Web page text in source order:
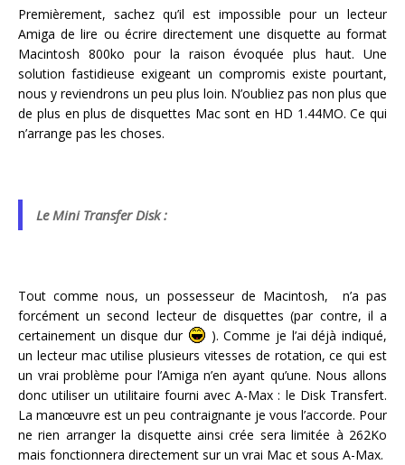
Premièrement, sachez qu’il est impossible pour un lecteur
Amiga de lire ou écrire directement une disquette au format
Macintosh 800ko pour la raison évoquée plus haut. Une
solution fastidieuse exigeant un compromis existe pourtant,
nous y reviendrons un peu plus loin. N’oubliez pas non plus que
de plus en plus de disquettes Mac sont en HD 1.44MO. Ce qui
n’arrange pas les choses.
Le Mini Transfer Disk :
Tout comme nous, un possesseur de Macintosh, n’a pas
forcément un second lecteur de disquettes (par contre, il a
certainement un disque dur
). Comme je l’ai déjà indiqué,
un lecteur mac utilise plusieurs vitesses de rotation, ce qui est
un vrai problème pour l’Amiga n’en ayant qu’une. Nous allons
donc utiliser un utilitaire fourni avec A-Max : le Disk Transfert.
La manœuvre est un peu contraignante je vous l’accorde. Pour
ne rien arranger la disquette ainsi crée sera limitée à 262Ko
mais fonctionnera directement sur un vrai Mac et sous A-Max.